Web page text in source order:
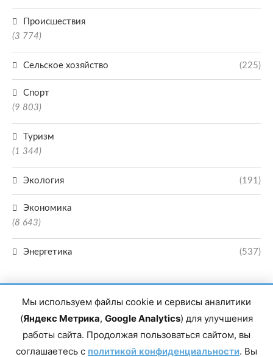
Происшествия
(3 774)
Сельское хозяйство (225)
Спорт
(9 803)
Туризм
(1 344)
Экология (191)
Экономика
(8 643)
Энергетика (537)
Главный редактор сетевого издания Магомаев Тимур Нухович. Контакты
редакции: 8(988)-292-94-34 Почта: vestiskfo@gmail.com По вопросам
Мы используем файлы cookie и сервисы аналитики
(Яндекс Метрика, Google Analytics) для улучшения
работы сайта. Продолжая пользоваться сайтом, вы
соглашаетесь с политикой конфиденциальности. Вы